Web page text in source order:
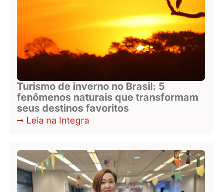
Turismo de inverno no Brasil: 5
fenômenos naturais que transformam
seus destinos favoritos
Leia na Integra